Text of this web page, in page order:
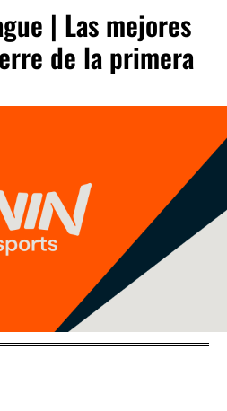
| Las mejores
de la primera